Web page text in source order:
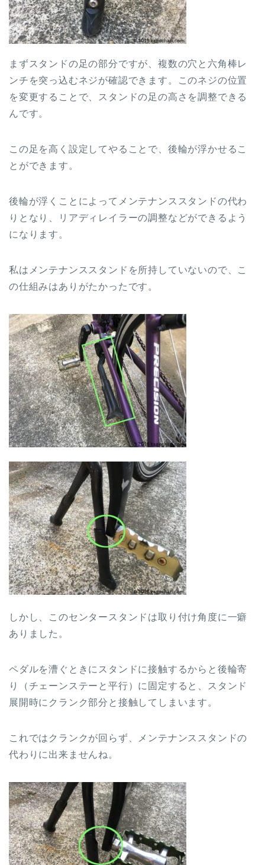
まずスタンドの足の部分ですが、複数の穴と六角棒レ
ンチを突っ込むネジが確認できます。このネジの位置
を変更することで、スタンドの足の高さを調整できる
んです。
この足を高く設定してやることで、後輪が浮かせるこ
とができます。
後輪が浮くことによってメンテナンススタンドの代わ
りとなり、リアディレイラーの調整などができるよう
になります。
私はメンテナンススタンドを所持していないので、こ
の仕組みはありがたかったです。
しかし、このセンタースタンドは取り付け角度に一癖
ありました。
ペダルを漕ぐときにスタンドに接触するからと後輪寄
り（チェーンステーと平行）に固定すると、スタンド
展開時にクランク部分と接触してしまいます。
これではクランクが回らず、メンテナンススタンドの
代わりに出来ませんね。